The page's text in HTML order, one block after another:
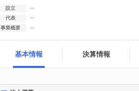
設立 --
代表 --
事業概要 --
基本情報 決算情報